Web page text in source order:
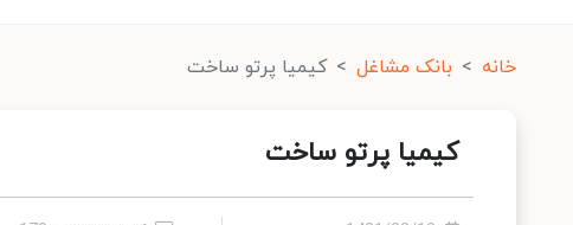
خانه بانک مشاغل کیمیا پرتو ساخت
کیمیا پرتو ساخت